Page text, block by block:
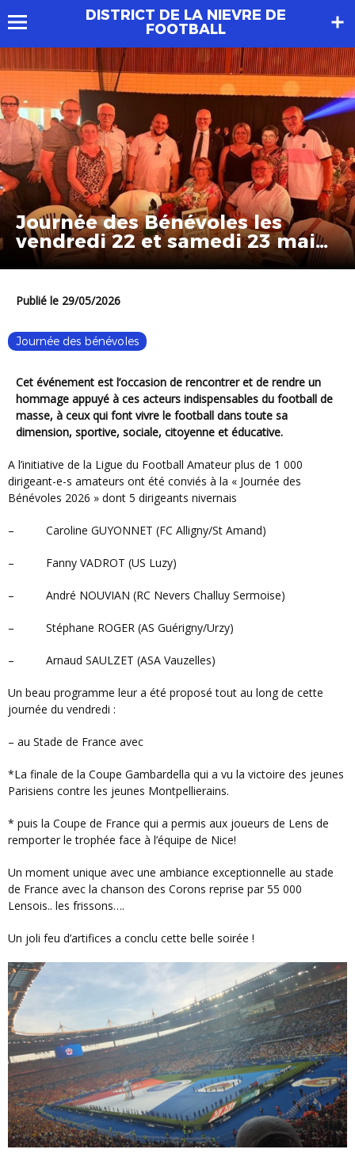
DISTRICT DE LA NIEVRE DE
FOOTBALL
Journée des Bénévoles les
vendredi 22 et samedi 23 mai
2026
Publié le 29/05/2026
Journée des bénévoles
Cet événement est l’occasion de rencontrer et de rendre un
hommage appuyé à ces acteurs indispensables du football de
masse, à ceux qui font vivre le football dans toute sa
dimension, sportive, sociale, citoyenne et éducative.
A l’initiative de la Ligue du Football Amateur plus de 1 000
dirigeant-e-s amateurs ont été conviés à la « Journée des
Bénévoles 2026 » dont 5 dirigeants nivernais
– Caroline GUYONNET (FC Alligny/St Amand)
– Fanny VADROT (US Luzy)
– André NOUVIAN (RC Nevers Challuy Sermoise)
– Stéphane ROGER (AS Guérigny/Urzy)
– Arnaud SAULZET (ASA Vauzelles)
Un beau programme leur a été proposé tout au long de cette
journée du vendredi :
– au Stade de France avec
*la finale de la Coupe Gambardella qui a vu la victoire des jeunes
Parisiens contre les jeunes Montpellierains.
* puis la Coupe de France qui a permis aux joueurs de Lens de
remporter le trophée face à l’équipe de Nice!
Un moment unique avec une ambiance exceptionnelle au stade
de France avec la chanson des Corons reprise par 55 000
Lensois.. les frissons….
Un joli feu d’artifices a conclu cette belle soirée !